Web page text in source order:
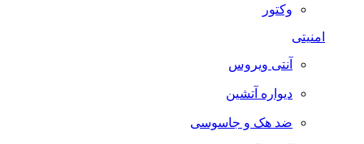
وکتور
امنیتی
آنتی ویروس
دیواره آتشین
ضد هک و جاسوسی